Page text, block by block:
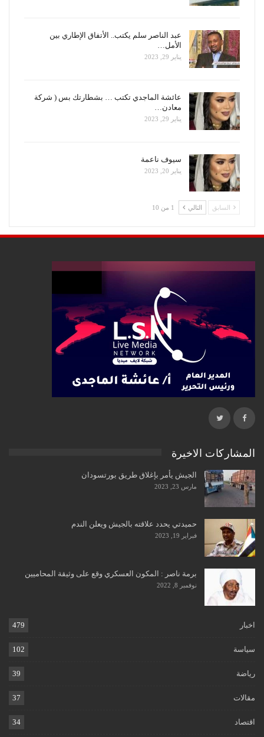
عبد الناصر سلم يكتب.. الأتفاق الإطاري بين
الأمل…
يناير 29, 2023
عائشة الماجدي تكتب … بشطارتك بس ( شركة
معادن…
يناير 29, 2023
سيوف ناعمة
يناير 20, 2023
السابق التالي 1 من 10
المشاركات الاخيرة
الجيش يأمر بإغلاق طريق بورتسودان
مارس 23, 2023
حميدتي يحدد علاقته بالجيش ويعلن الندم
فبراير 19, 2023
برمة ناصر : المكون العسكري وقع على وثيقة المحاميين
نوفمبر 8, 2022
اخبار 479
سياسة 102
رياضة 39
مقالات 37
اقتصاد 34